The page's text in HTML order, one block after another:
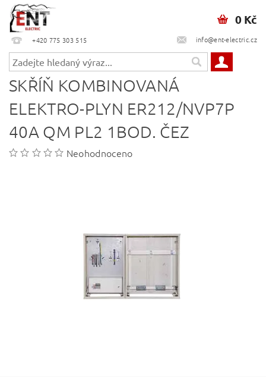
+420 775 303 515 info@ent-electric.cz
0 Kč
SKŘÍŇ KOMBINOVANÁ
ELEKTRO-PLYN ER212/NVP7P
40A QM PL2 1BOD. ČEZ
Neohodnoceno